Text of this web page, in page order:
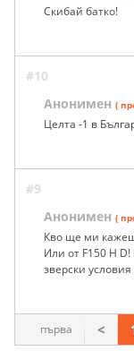
Скибай батко!
#10
Анонимен (
Целта -1 в
#9
Анонимен (
Кво ще ми
Или от F150 H
зверски
първа <